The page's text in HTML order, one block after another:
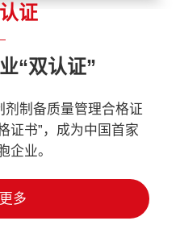
证
“双认证”
剂制备质量管理合格证
证书”，成为中国首家
企业。
多